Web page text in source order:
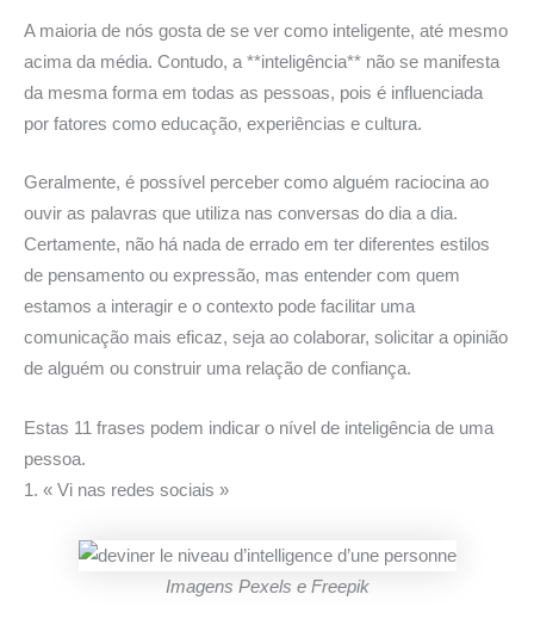
A maioria de nós gosta de se ver como inteligente, até mesmo
acima da média. Contudo, a **inteligência** não se manifesta
da mesma forma em todas as pessoas, pois é influenciada
por fatores como educação, experiências e cultura.
Geralmente, é possível perceber como alguém raciocina ao
ouvir as palavras que utiliza nas conversas do dia a dia.
Certamente, não há nada de errado em ter diferentes estilos
de pensamento ou expressão, mas entender com quem
estamos a interagir e o contexto pode facilitar uma
comunicação mais eficaz, seja ao colaborar, solicitar a opinião
de alguém ou construir uma relação de confiança.
Estas 11 frases podem indicar o nível de inteligência de uma
pessoa.
1. « Vi nas redes sociais »
Imagens Pexels e Freepik